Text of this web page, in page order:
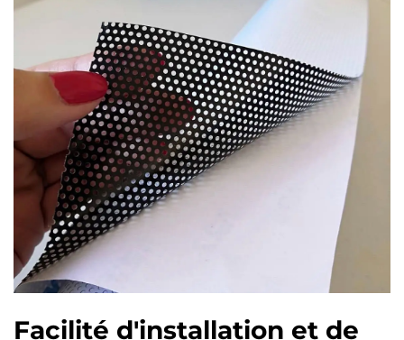
Facilité d'installation et de